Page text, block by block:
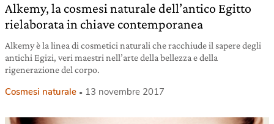
Alkemy, la cosmesi naturale dell’antico Egitto
rielaborata in chiave contemporanea
Alkemy è la linea di cosmetici naturali che racchiude il sapere degli
antichi Egizi, veri maestri nell’arte della bellezza e della
rigenerazione del corpo.
Cosmesi naturale 13 novembre 2017